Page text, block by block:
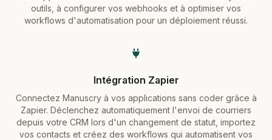
outils, à configurer vos webhooks et à optimiser vos
workflows d'automatisation pour un déploiement réussi.
Intégration Zapier
Connectez Manuscry à vos applications sans coder grâce à
Zapier. Déclenchez automatiquement l'envoi de courriers
depuis votre CRM lors d'un changement de statut, importez
vos contacts et créez des workflows qui automatisent vos